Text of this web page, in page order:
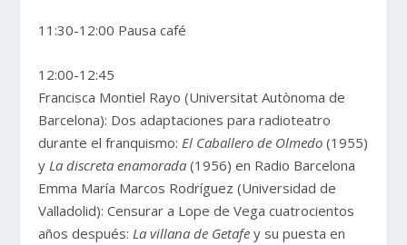
11:30-12:00 Pausa café
12:00-12:45
Francisca Montiel Rayo (Universitat Autònoma de
Barcelona): Dos adaptaciones para radioteatro
durante el franquismo: El Caballero de Olmedo (1955)
y La discreta enamorada (1956) en Radio Barcelona
Emma María Marcos Rodríguez (Universidad de
Valladolid): Censurar a Lope de Vega cuatrocientos
años después: La villana de Getafe y su puesta en